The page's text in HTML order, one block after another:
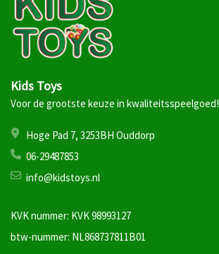
Kids Toys
Voor de grootste keuze in kwaliteitsspeelgoed!
Hoge Pad 7, 3253BH Ouddorp
06-29487853
info@kidstoys.nl
KVK nummer: KVK 98993127
btw-nummer: NL868737811B01